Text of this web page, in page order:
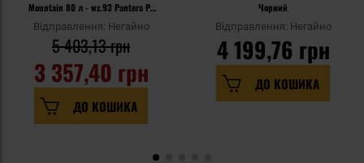
Mountain 80 л - wz.93 Pantera PL
Woodland
Відправлення: Негайно
3 357,40 грн
5 403,13 грн
ДО КОШИКА
Чорний
Відправлення: Негайно
4 199,76 грн
ДО КОШИКА